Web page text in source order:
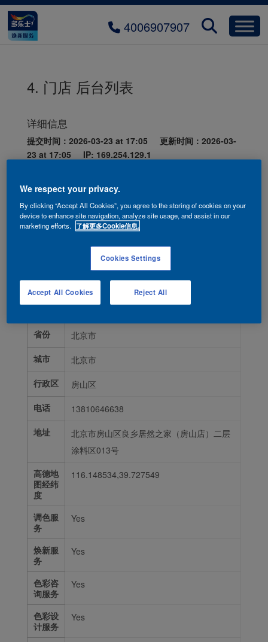
4006907907
4. 门店 后台列表
详细信息
提交时间：2026-03-23 at 17:05 更新时间：2026-03-
23 at 17:05 IP: 169.254.129.1
类型
门店类
专卖店
NORTH
授权
号/365
AN0002332
省份
北京市
城市
北京市
行政区
房山区
电话
13810646638
地址
北京市房山区良乡居然之家（房山店）二层
涂料区013号
高德地
图经纬
度
116.148534,39.727549
调色服
务
Yes
焕新服
务
Yes
色彩咨
询服务
Yes
色彩设
计服务
Yes
We respect your privacy.
By clicking “Accept All Cookies”, you agree to the storing of cookies on your
device to enhance site navigation, analyze site usage, and assist in our
marketing efforts.
了解更多Cookie信息.
Cookies Settings
Reject All
Accept All Cookies